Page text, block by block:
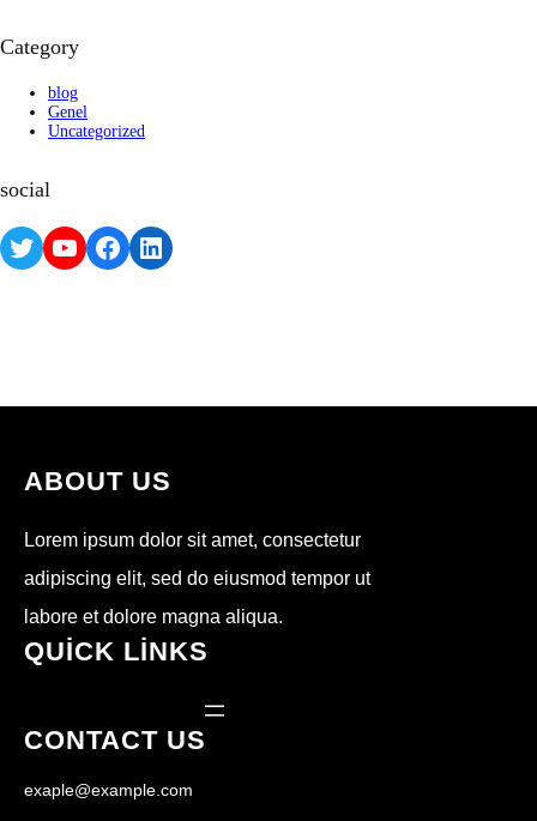
Category
blog
Genel
Uncategorized
social
Twitter YouTube Facebook LinkedIn
ABOUT US
Lorem ipsum dolor sit amet, consectetur
adipiscing elit, sed do eiusmod tempor ut
labore et dolore magna aliqua.
QUICK LINKS
CONTACT US
exaple@example.com